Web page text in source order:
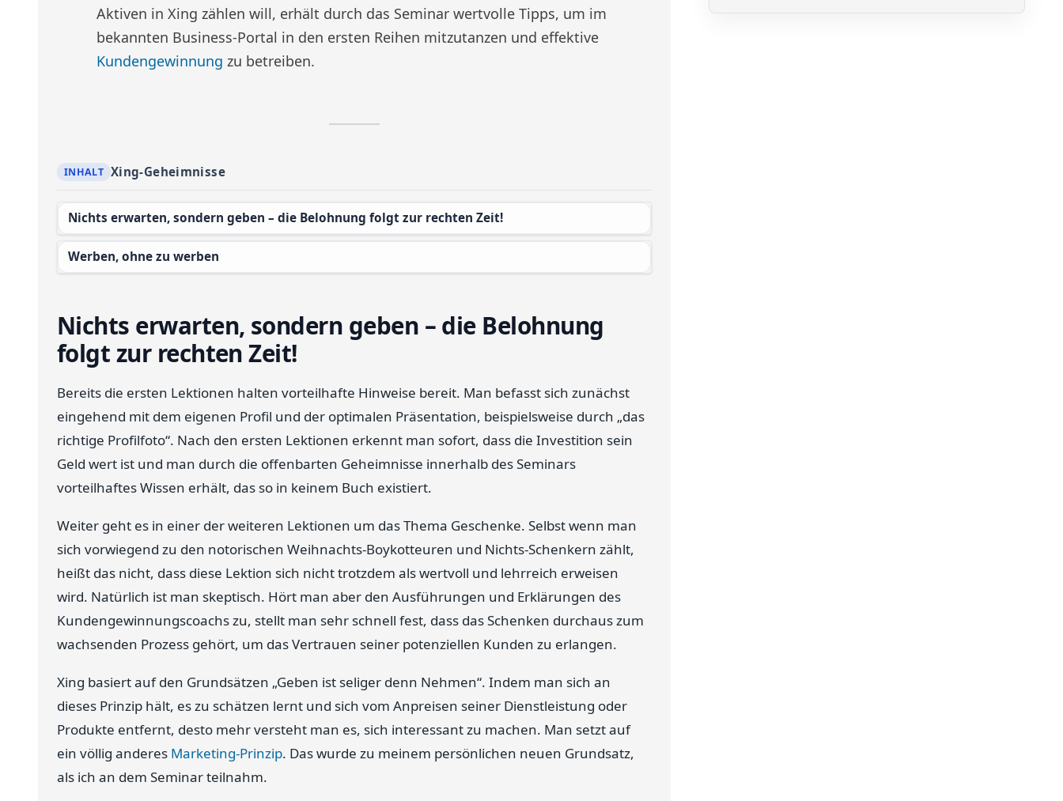
Aktiven in Xing zählen will, erhält durch das Seminar wertvolle Tipps, um im
bekannten Business-Portal in den ersten Reihen mitzutanzen und effektive
Kundengewinnung zu betreiben.
Xing-Geheimnisse
Nichts erwarten, sondern geben – die Belohnung folgt zur rechten Zeit!
Werben, ohne zu werben
Nichts erwarten, sondern geben – die Belohnung
folgt zur rechten Zeit!
Bereits die ersten Lektionen halten vorteilhafte Hinweise bereit. Man befasst sich zunächst
eingehend mit dem eigenen Profil und der optimalen Präsentation, beispielsweise durch „das
richtige Profilfoto“. Nach den ersten Lektionen erkennt man sofort, dass die Investition sein
Geld wert ist und man durch die offenbarten Geheimnisse innerhalb des Seminars
vorteilhaftes Wissen erhält, das so in keinem Buch existiert.
Weiter geht es in einer der weiteren Lektionen um das Thema Geschenke. Selbst wenn man
sich vorwiegend zu den notorischen Weihnachts-Boykotteuren und Nichts-Schenkern zählt,
heißt das nicht, dass diese Lektion sich nicht trotzdem als wertvoll und lehrreich erweisen
wird. Natürlich ist man skeptisch. Hört man aber den Ausführungen und Erklärungen des
Kundengewinnungscoachs zu, stellt man sehr schnell fest, dass das Schenken durchaus zum
wachsenden Prozess gehört, um das Vertrauen seiner potenziellen Kunden zu erlangen.
Xing basiert auf den Grundsätzen „Geben ist seliger denn Nehmen“. Indem man sich an
dieses Prinzip hält, es zu schätzen lernt und sich vom Anpreisen seiner Dienstleistung oder
Produkte entfernt, desto mehr versteht man es, sich interessant zu machen. Man setzt auf
ein völlig anderes Marketing-Prinzip. Das wurde zu meinem persönlichen neuen Grundsatz,
als ich an dem Seminar teilnahm.